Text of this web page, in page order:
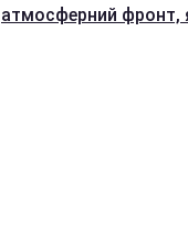
атмосферний фронт,